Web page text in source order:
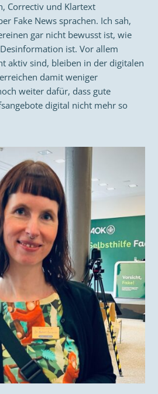
Correctiv und Klartext
Fake News sprachen. Ich sah,
gar nicht bewusst ist, wie
ist. Vor allem
aktiv sind, bleiben in der digitalen
damit weniger
weiter dafür, dass gute
digital nicht mehr so